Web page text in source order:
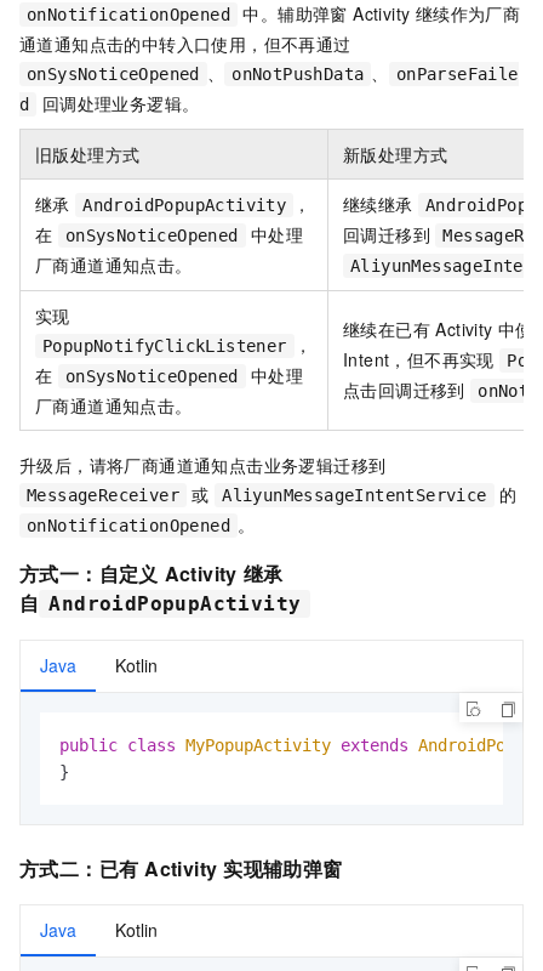
onNotificationOpened
中。辅助弹窗 Activity 继续作为厂商
通道通知点击的中转入口使用，但不再通过
onSysNoticeOpened 、 onNotPushData 、
onParseFaile
d
回调处理业务逻辑。
旧版处理方式 新版处理方式
继承 AndroidPopupActivity
，
在
onSysNoticeOpened
中处理
厂商通道通知点击。
继续继承
回调迁移到
实现
PopupNotifyClickListener
，
在
onSysNoticeOpened
中处理
厂商通道通知点击。
继续在已有 Activity 中使
Intent，但不再实现
点击回调迁移到
升级后，请将厂商通道通知点击业务逻辑迁移到
MessageReceiver 或 AliyunMessageIntentService 的
onNotificationOpened 。
方式一：自定义 Activity 继承
自 AndroidPopupActivity
Java Kotlin
public class MyPopupActivity extends
}
方式二：已有 Activity 实现辅助弹窗
Java Kotlin